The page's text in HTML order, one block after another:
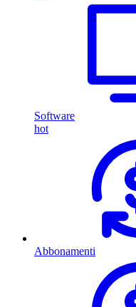
Software
hot
Abbonamenti